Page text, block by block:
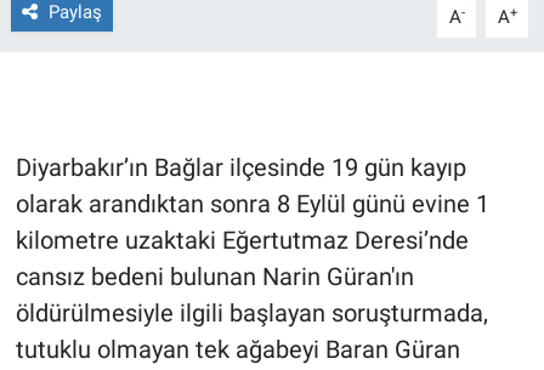
Paylaş A- A+
Diyarbakır’ın Bağlar ilçesinde 19 gün kayıp
olarak arandıktan sonra 8 Eylül günü evine 1
kilometre uzaktaki Eğertutmaz Deresi’nde
cansız bedeni bulunan Narin Güran'ın
öldürülmesiyle ilgili başlayan soruşturmada,
tutuklu olmayan tek ağabeyi Baran Güran
Gündem Özel
İlan
Kimdir
Koronavirüs